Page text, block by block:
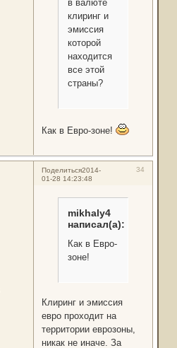
в валюте
клиринг и
эмиссия
которой
находится
все этой
страны?
Как в Евро-зоне!
Поделиться 34
2014-
01-28 14:23:48
mikhaly4
написал(а):
Как в Евро-
зоне!
Клиринг и эмиссия
евро проходит на
территории еврозоны,
никак не иначе. За